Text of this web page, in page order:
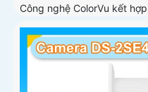
Công nghệ ColorVu kết